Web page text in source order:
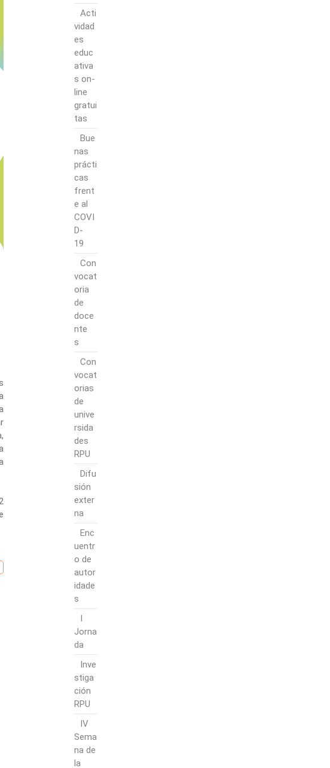
Acti
vidad
es
educ
ativa
s on-
line
gratui
tas
Bue
nas
prácti
cas
frent
e al
COVI
D-
19
Con
vocat
oria
de
doce
nte
s
Con
vocat
orias
de
unive
rsida
des
RPU
Difu
sión
exter
na
Enc
uentr
o de
autor
idade
s
I
Jorna
da
Inve
stiga
ción
RPU
IV
Sema
na de
la